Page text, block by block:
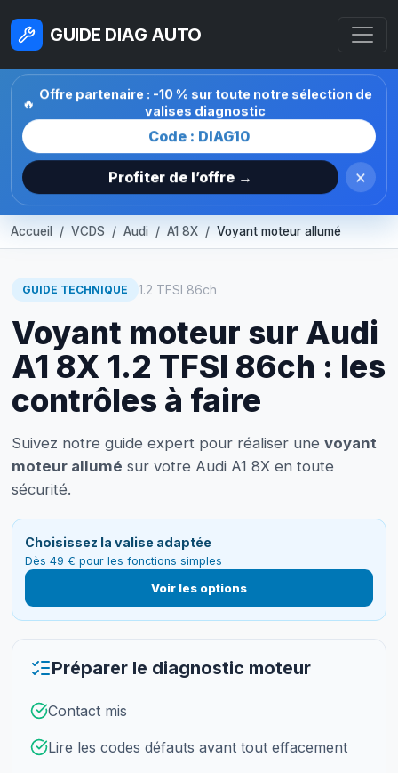
GUIDE DIAG AUTO
🔥
Offre partenaire : -10 % sur toute notre sélection de
valises diagnostic
Code : DIAG10
Profiter de l’offre → ×
Accueil VCDS Audi A1 8X Voyant moteur allumé
GUIDE TECHNIQUE 1.2 TFSI 86ch
Voyant moteur sur Audi
A1 8X 1.2 TFSI 86ch : les
contrôles à faire
Suivez notre guide expert pour réaliser une voyant
moteur allumé sur votre Audi A1 8X en toute
sécurité.
Choisissez la valise adaptée
Dès 49 € pour les fonctions simples
Voir les options
Préparer le diagnostic moteur
Contact mis
Lire les codes défauts avant tout effacement